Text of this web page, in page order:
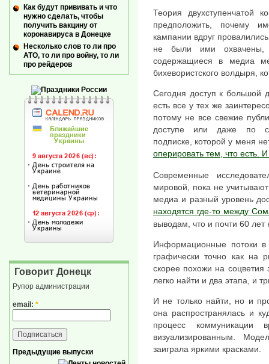
Теория двухступенчатой
предположить, почему
кампании вдруг
не были ими охвачены,
содержащиеся в медиа
бихевористского волдыря,
Сегодня доступ к большой
есть все у тех же
потому не все свежие
доступе или даже по
подписке, которой у меня
оперировать тем, что есть.
Современные
мировой, пока не
медиа и разный уровень
находятся где-то между
выводам, что и почти 60 лет
Информационные потоки в
графически точно как на
скорее похожи на
легко найти и два этапа, и
И не только найти, но и
она распространялась и
процесс
визуализированным.
заиграла яркими красками.
Как будут прививать и что
нужно сделать, чтобы
получить вакцину от
коронавируса в Донецке
Несколько слов то ли про
АТО, то ли про войну, то ли
про рейдеров
Говорит Донецк
Рупор администрации
email: *
Предыдущие выпуски